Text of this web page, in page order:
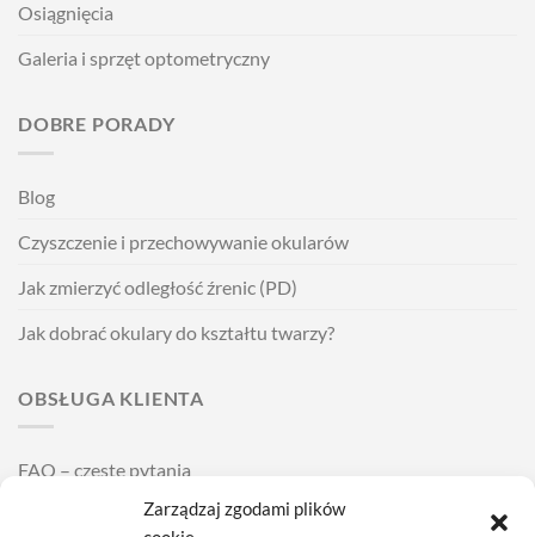
Zarządzaj zgodami plików
Osiągnięcia
Galeria i sprzęt optometryczny
DOBRE PORADY
Blog
Czyszczenie i przechowywanie okularów
Jak zmierzyć odległość źrenic (PD)
Jak dobrać okulary do kształtu twarzy?
OBSŁUGA KLIENTA
FAQ – częste pytania
Wysyłka i dostawa